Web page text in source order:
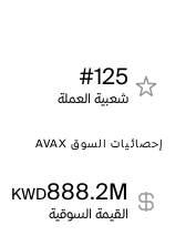
#125
شعبية العملة
إحصائيات السوق AVAX
888.2M
KWD
القيمة السوقية